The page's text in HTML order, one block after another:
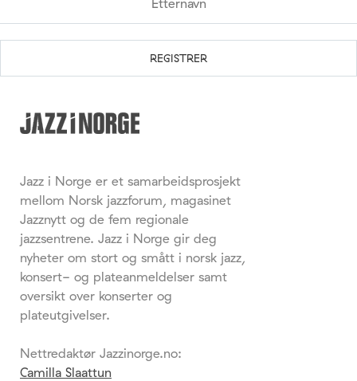
Jazz i Norge er et samarbeidsprosjekt
mellom Norsk jazzforum, magasinet
Jazznytt og de fem regionale
jazzsentrene. Jazz i Norge gir deg
nyheter om stort og smått i norsk jazz,
konsert- og plateanmeldelser samt
oversikt over konserter og
plateutgivelser.
Nettredaktør Jazzinorge.no:
Camilla Slaattun